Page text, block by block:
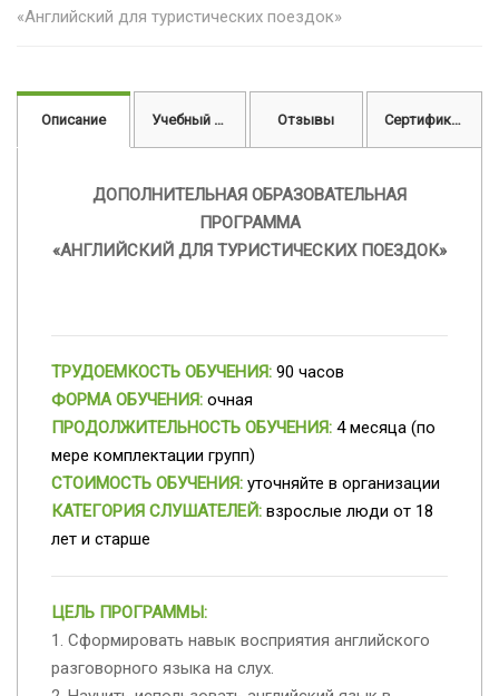
«Английский для туристических поездок»
Описание Учебный план Отзывы Сертификат
ДОПОЛНИТЕЛЬНАЯ ОБРАЗОВАТЕЛЬНАЯ
ПРОГРАММА
«АНГЛИЙСКИЙ ДЛЯ ТУРИСТИЧЕСКИХ ПОЕЗДОК»
ТРУДОЕМКОСТЬ ОБУЧЕНИЯ: 90 часов
ФОРМА ОБУЧЕНИЯ: очная
ПРОДОЛЖИТЕЛЬНОСТЬ ОБУЧЕНИЯ: 4 месяца (по
мере комплектации групп)
СТОИМОСТЬ ОБУЧЕНИЯ: уточняйте в организации
КАТЕГОРИЯ СЛУШАТЕЛЕЙ: взрослые люди от 18
лет и старше
ЦЕЛЬ ПРОГРАММЫ:
1. Сформировать навык восприятия английского
разговорного языка на слух.